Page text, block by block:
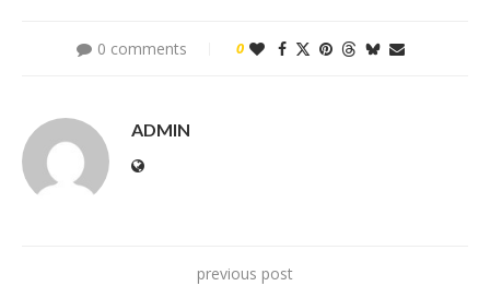
0 comments 0
ADMIN
previous post